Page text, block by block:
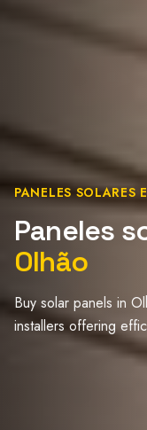
PANELES SOLARES
Paneles
Olhão
Buy solar panels in
installers offering